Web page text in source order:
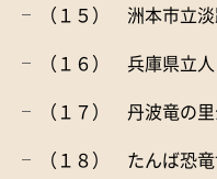
（１５） 洲本市立
（１６） 兵庫県立
（１７） 丹波竜の
（１８） たんば恐